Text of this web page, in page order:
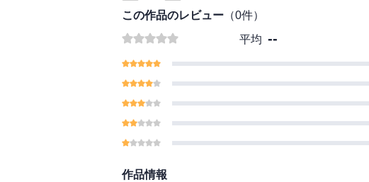
この作品のレビュー （0件）
平均 --
作品情報